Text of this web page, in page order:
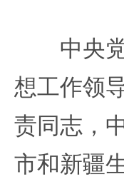
中央党
想工作领
责同志，
市和新疆